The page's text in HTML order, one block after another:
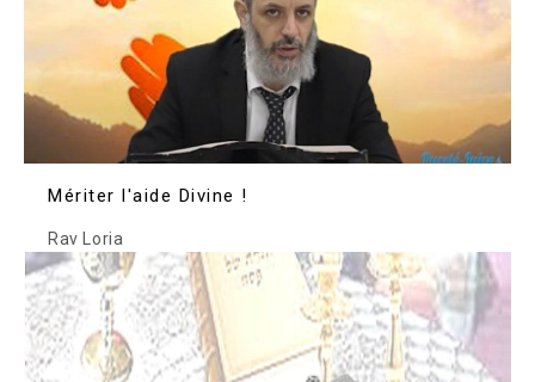
Mériter l'aide Divine !
Rav Loria